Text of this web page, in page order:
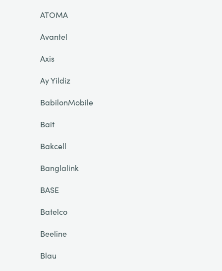
ATOMA
Avantel
Axis
Ay Yildiz
BabilonMobile
Bait
Bakcell
Banglalink
BASE
Batelco
Beeline
Blau